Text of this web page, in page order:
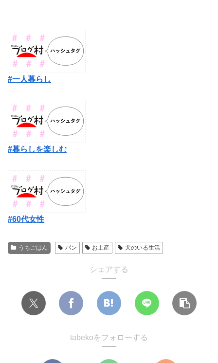
#一人暮らし
#暮らしを楽しむ
#60代女性
うちごはん パン お土産 犬のいる生活
シェアする
tabekoをフォローする